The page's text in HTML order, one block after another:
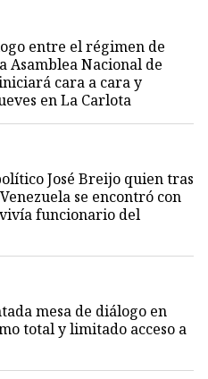
entre el régimen de
Asamblea Nacional de
cara a cara y
en La Carlota
José Breijo quien tras
se encontró con
funcionario del
mesa de diálogo en
total y limitado acceso a